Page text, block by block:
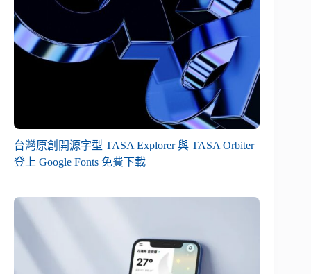
台灣原創開源字型 TASA Explorer 與 TASA Orbiter
登上 Google Fonts 免費下載